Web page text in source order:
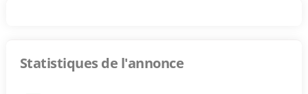
Statistiques de l'annonce